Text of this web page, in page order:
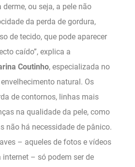
ou seja, a pele não
da perda de gordura,
de tecido, que pode aparecer
caído”, explica a
Coutinho, especializada no
natural. Os
de contornos, linhas mais
na qualidade da pele, como
não há necessidade de pânico.
– aqueles de fotos e vídeos
– só podem ser de